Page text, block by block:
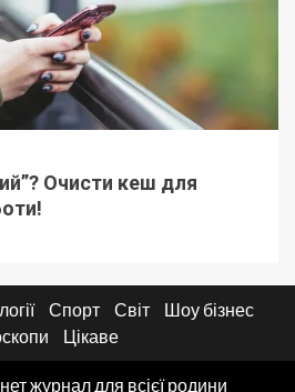
Очисти кеш для
Спорт Світ
Шоу бізнес
Цікаве
журнал для всієї родини